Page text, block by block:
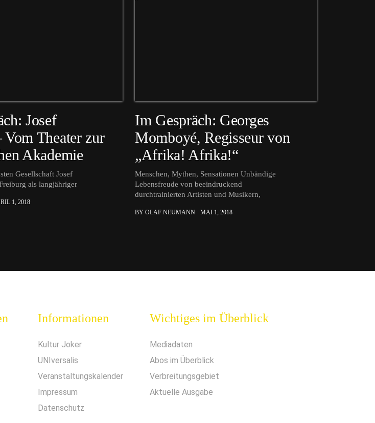
Josef
Theater zur
Akademie
Gesellschaft Josef
als langjähriger
1, 2018
Im Gespräch: Georges
Momboyé, Regisseur von
„Afrika! Afrika!“
Menschen, Mythen, Sensationen Unbändige
Lebensfreude von beeindruckend
durchtrainierten Artisten und Musikern,
BY OLAF NEUMANN MAI 1, 2018
Informationen
Kultur Joker
UNIversalis
Veranstaltungskalender
Impressum
Datenschutz
Wichtiges im Überblick
Mediadaten
Abos im Überblick
Verbreitungsgebiet
Aktuelle Ausgabe